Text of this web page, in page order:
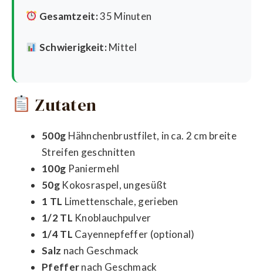
Gesamtzeit:35 Minuten
Schwierigkeit:Mittel
Zutaten
500g Hähnchenbrustfilet, in ca. 2 cm breite
Streifen geschnitten
100g Paniermehl
50gKokosraspel, ungesüßt
1 TL Limettenschale, gerieben
1/2 TL Knoblauchpulver
1/4 TL Cayennepfeffer (optional)
Salz nach Geschmack
Pfeffernach Geschmack